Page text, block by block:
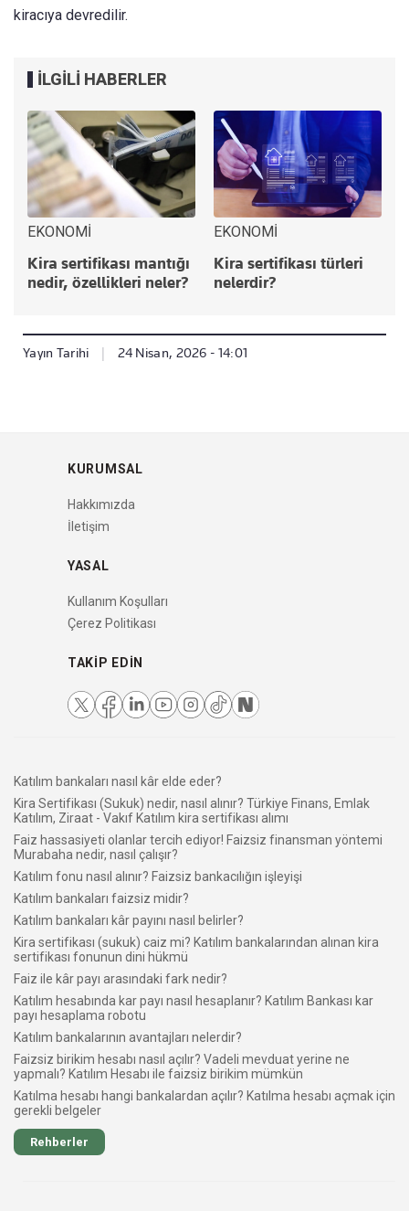
kiracıya devredilir.
İLGİLİ HABERLER
EKONOMİ
Kira sertifikası mantığı
nedir, özellikleri neler?
EKONOMİ
Kira sertifikası türleri
nelerdir?
Yayın Tarihi 24 Nisan, 2026 - 14:01
KURUMSAL
Hakkımızda
İletişim
YASAL
Kullanım Koşulları
Çerez Politikası
TAKIP EDIN
Katılım bankaları nasıl kâr elde eder?
Kira Sertifikası (Sukuk) nedir, nasıl alınır? Türkiye Finans, Emlak
Katılım, Ziraat - Vakıf Katılım kira sertifikası alımı
Faiz hassasiyeti olanlar tercih ediyor! Faizsiz finansman yöntemi
Murabaha nedir, nasıl çalışır?
Katılım fonu nasıl alınır? Faizsiz bankacılığın işleyişi
Katılım bankaları faizsiz midir?
Katılım bankaları kâr payını nasıl belirler?
Kira sertifikası (sukuk) caiz mi? Katılım bankalarından alınan kira
sertifikası fonunun dini hükmü
Faiz ile kâr payı arasındaki fark nedir?
Katılım hesabında kar payı nasıl hesaplanır? Katılım Bankası kar
payı hesaplama robotu
Katılım bankalarının avantajları nelerdir?
Faizsiz birikim hesabı nasıl açılır? Vadeli mevduat yerine ne
yapmalı? Katılım Hesabı ile faizsiz birikim mümkün
Katılma hesabı hangi bankalardan açılır? Katılma hesabı açmak için
gerekli belgeler
Rehberler